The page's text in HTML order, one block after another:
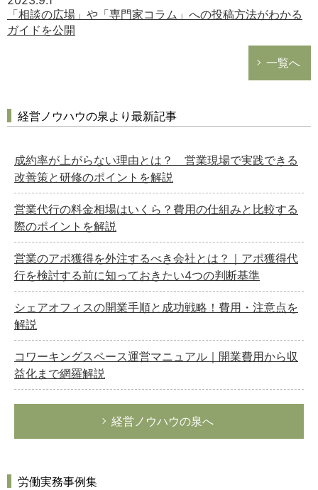
「相談の広場」や「専門家コラム」への投稿方法がわかる
ガイドを公開
一覧へ
経営ノウハウの泉より最新記事
成約率が上がらない理由とは？ 営業現場で実践できる
改善策と研修のポイントを解説
営業代行の料金相場はいくら？費用の仕組みと比較する
際のポイントを解説
営業のアポ獲得を外注するべき会社とは？｜アポ獲得代
行を検討する前に知っておきたい4つの判断基準
シェアオフィスの開業手順と成功戦略！費用・注意点を
解説
コワーキングスペース運営マニュアル｜開業費用から収
益化まで網羅解説
経営ノウハウの泉へ
労働実務事例集